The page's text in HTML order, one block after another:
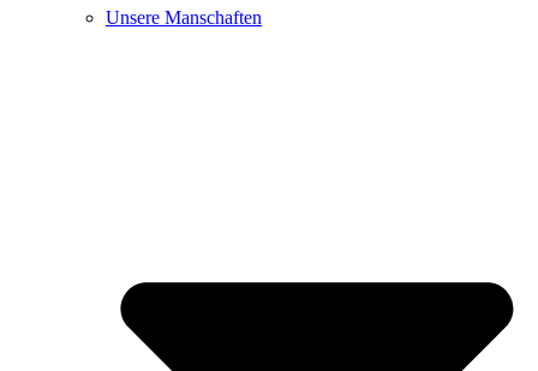
Unsere Manschaften